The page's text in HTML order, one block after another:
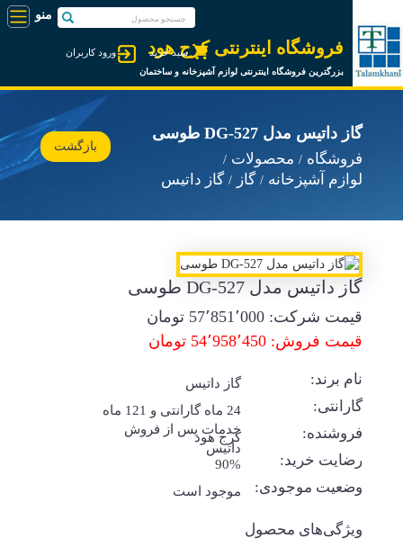
فروشگاه اینترنتی کرج هود
بزرگترین فروشگاه اینترنتی لوازم آشپزخانه و ساختمان
ورود کاربران سبد خرید
گاز داتیس مدل DG-527 طوسی
فروشگاه
محصولات
لوازم آشپزخانه
گاز گاز داتیس
بازگشت
گاز داتیس مدل DG-527 طوسی
قیمت شرکت: 57٬851٬000 تومان
قیمت فروش: 54٬958٬450 تومان
نام برند: گاز داتیس
گارانتی:
24 ماه گارانتی و 121 ماه
خدمات پس از فروش
داتیس
فروشنده: کرج هود
رضایت خرید: 90%
وضعیت موجودی: موجود است
ویژگی‌های محصول